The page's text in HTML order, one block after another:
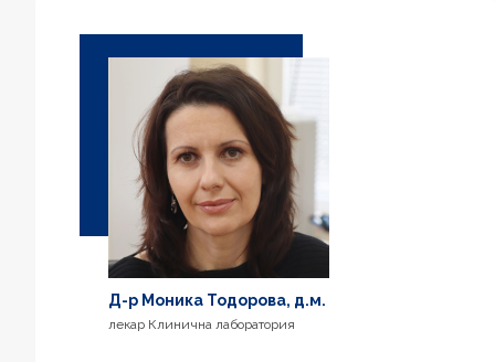
Д-р Моника Тодорова, д.м.
лекар Клинична лаборатория